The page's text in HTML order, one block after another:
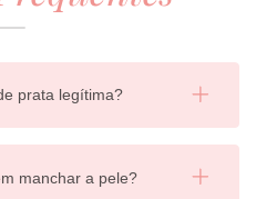
prata legítima?
manchar a pele?